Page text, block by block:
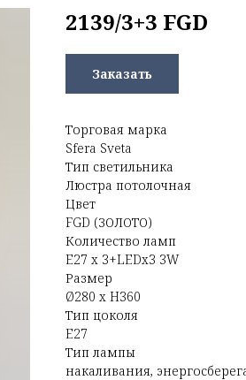
2139/3+3 FGD
Заказать
Торговая марка
Sfera Sveta
Тип светильника
Люстра потолочная
Цвет
FGD (ЗОЛОТО)
Количество ламп
E27 x 3+LEDx3 3W
Размер
Ø280 x H360
Тип цоколя
E27
Тип лампы
накаливания,